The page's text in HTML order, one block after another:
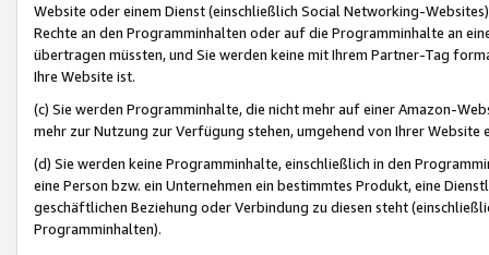
Website oder einem Dienst (einschließlich Social Networking-
Rechte an den Programminhalten oder auf die Programminhalte an
übertragen müssten, und Sie werden keine mit Ihrem Partner-Tag
Ihre Website ist.
(c) Sie werden Programminhalte, die nicht mehr auf einer Amazon-
mehr zur Nutzung zur Verfügung stehen, umgehend von Ihrer
(d) Sie werden keine Programminhalte, einschließlich in den
eine Person bzw. ein Unternehmen ein bestimmtes Produkt, eine
geschäftlichen Beziehung oder Verbindung zu diesen steht
Programminhalten).